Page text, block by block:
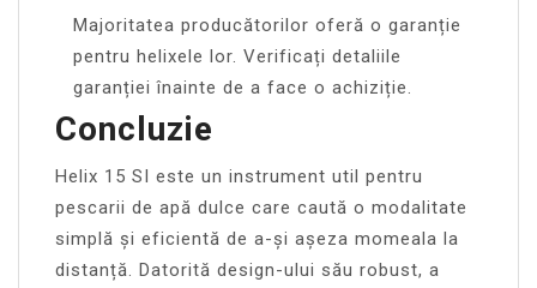
Majoritatea producătorilor oferă o garanție
pentru helixele lor. Verificați detaliile
garanției înainte de a face o achiziție.
Concluzie
Helix 15 SI este un instrument util pentru
pescarii de apă dulce care caută o modalitate
simplă și eficientă de a-și așeza momeala la
distanță. Datorită design-ului său robust, a